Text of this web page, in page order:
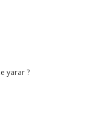
yarar ?